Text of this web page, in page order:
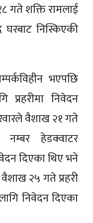
गते शक्ति रामलाई
निस्किएकी
भएपछि
प्रहरीमा निवेदन
वैशाख २१ गते
हेडक्वाटर
दिएका थिए भने
वैशाख २५ गते प्रहरी
निवेदन दिएका